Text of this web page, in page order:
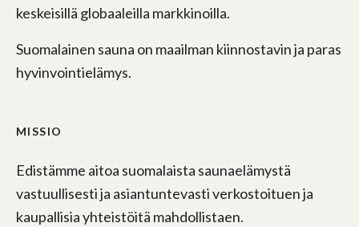
keskeisillä globaaleilla markkinoilla.
Suomalainen sauna on maailman kiinnostavin ja paras
hyvinvointielämys.
MISSIO
Edistämme aitoa suomalaista saunaelämystä
vastuullisesti ja asiantuntevasti verkostoituen ja
kaupallisia yhteistöitä mahdollistaen.